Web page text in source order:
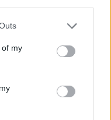
one or more Google
You may click to
its third-party tags to
in below Google
of my
ήταν η δήμαρχος